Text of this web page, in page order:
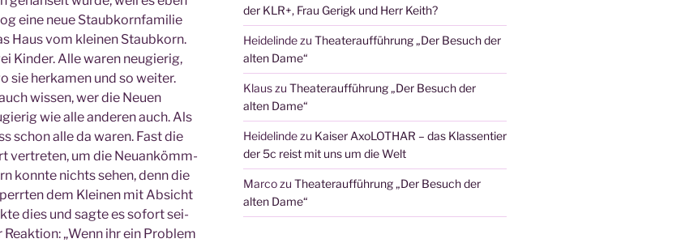
eine neue Staub­korn­fa­mi­lie
Haus vom klei­nen Staub­korn.
Kin­der. Alle waren neu­gie­rig,
sie her­ka­men und so wei­ter.
wis­sen, wer die Neu­en
wie alle ande­ren auch. Als
schon alle da waren. Fast die
ver­tre­ten, um die Neu­an­kömm­
konn­te nichts sehen, denn die
dem Klei­nen mit Absicht
dies und sag­te es sofort sei­
„Wenn ihr ein Pro­blem
der KLR+, Frau Gerigk und Herr Keith?
Heidelindezu Theateraufführung „Der Besuch der
alten Dame“
Klauszu Theateraufführung „Der Besuch der
alten Dame“
Heidelindezu Kaiser AxoLOTHAR – das Klassentier
der 5c reist mit uns um die Welt
Marcozu Theateraufführung „Der Besuch der
alten Dame“